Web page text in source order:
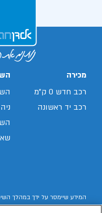
מכירה
רכב חדש 0 ק"מ
רכב יד ראשונה
המידע שיימסר על ידך במהלך